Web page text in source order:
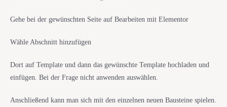
Gehe bei der gewünschten Seite auf Bearbeiten mit Elementor
Wähle Abschnitt hinzufügen
Dort auf Template und dann das gewünschte Template hochladen und
einfügen. Bei der Frage nicht anwenden auswählen.
Anschließend kann man sich mit den einzelnen neuen Bausteine spielen.